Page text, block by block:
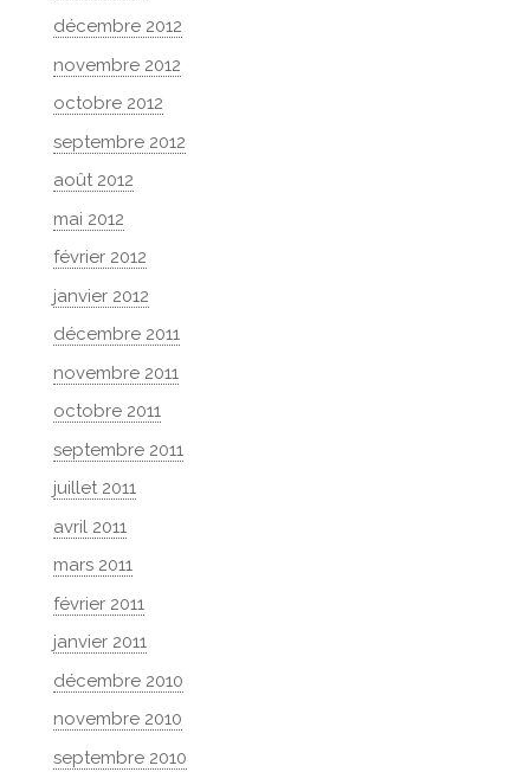
décembre 2012
novembre 2012
octobre 2012
septembre 2012
août 2012
mai 2012
février 2012
janvier 2012
décembre 2011
novembre 2011
octobre 2011
septembre 2011
juillet 2011
avril 2011
mars 2011
février 2011
janvier 2011
décembre 2010
novembre 2010
septembre 2010